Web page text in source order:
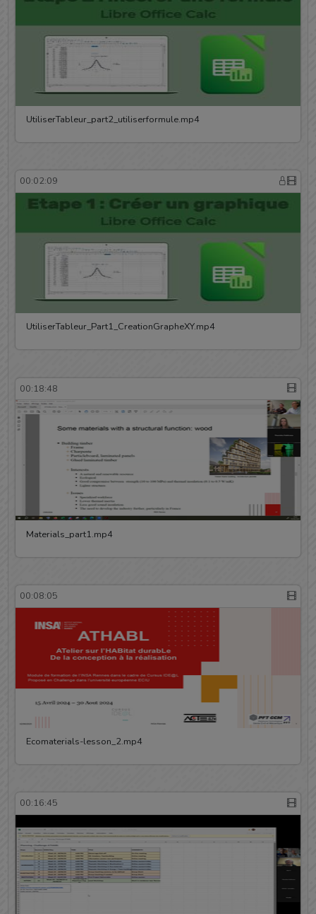
UtiliserTableur_part2_utiliserformule.mp4
00:02:09
UtiliserTableur_Part1_CreationGrapheXY.mp4
00:18:48
Materials_part1.mp4
00:08:05
Ecomaterials-lesson_2.mp4
00:16:45